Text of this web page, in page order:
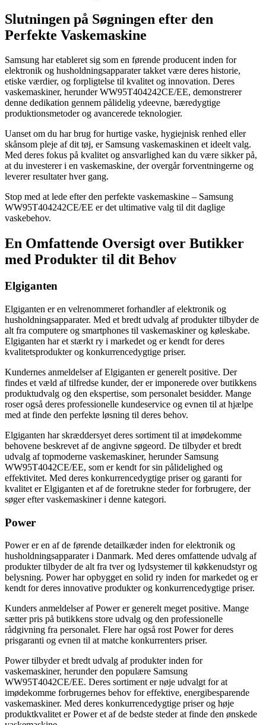
Slutningen på Søgningen efter den
Perfekte Vaskemaskine
Samsung har etableret sig som en førende producent inden for
elektronik og husholdningsapparater takket være deres historie,
etiske værdier, og forpligtelse til kvalitet og innovation. Deres
vaskemaskiner, herunder WW95T404242CE/EE, demonstrerer
denne dedikation gennem pålidelig ydeevne, bæredygtige
produktionsmetoder og avancerede teknologier.
Uanset om du har brug for hurtige vaske, hygiejnisk renhed eller
skånsom pleje af dit tøj, er Samsung vaskemaskinen et ideelt valg.
Med deres fokus på kvalitet og ansvarlighed kan du være sikker på,
at du investerer i en vaskemaskine, der overgår forventningerne og
leverer resultater hver gang.
Stop med at lede efter den perfekte vaskemaskine – Samsung
WW95T404242CE/EE er det ultimative valg til dit daglige
vaskebehov.
En Omfattende Oversigt over Butikker
med Produkter til dit Behov
Elgiganten
Elgiganten er en velrenommeret forhandler af elektronik og
husholdningsapparater. Med et bredt udvalg af produkter tilbyder de
alt fra computere og smartphones til vaskemaskiner og køleskabe.
Elgiganten har et stærkt ry i markedet og er kendt for deres
kvalitetsprodukter og konkurrencedygtige priser.
Kundernes anmeldelser af Elgiganten er generelt positive. Der
findes et væld af tilfredse kunder, der er imponerede over butikkens
produktudvalg og den ekspertise, som personalet besidder. Mange
roser også deres professionelle kundeservice og evnen til at hjælpe
med at finde den perfekte løsning til deres behov.
Elgiganten har skræddersyet deres sortiment til at imødekomme
behovene beskrevet af de angivne søgeord. De tilbyder et bredt
udvalg af topmoderne vaskemaskiner, herunder Samsung
WW95T4042CE/EE, som er kendt for sin pålidelighed og
effektivitet. Med deres konkurrencedygtige priser og garanti for
kvalitet er Elgiganten et af de foretrukne steder for forbrugere, der
søger efter vaskemaskiner i denne kategori.
Power
Power er en af de førende detailkæder inden for elektronik og
husholdningsapparater i Danmark. Med deres omfattende udvalg af
produkter tilbyder de alt fra tver og lydsystemer til køkkenudstyr og
belysning. Power har opbygget en solid ry inden for markedet og er
kendt for deres innovative produkter og konkurrencedygtige priser.
Kunders anmeldelser af Power er generelt meget positive. Mange
sætter pris på butikkens store udvalg og den professionelle
rådgivning fra personalet. Flere har også rost Power for deres
prisgaranti og evnen til at matche konkurrenters priser.
Power tilbyder et bredt udvalg af produkter inden for
vaskemaskiner, herunder den populære Samsung
WW95T4042CE/EE. Deres sortiment er nøje udvalgt for at
imødekomme forbrugernes behov for effektive, energibesparende
vaskemaskiner. Med deres konkurrencedygtige priser og høje
produktkvalitet er Power et af de bedste steder at finde den ønskede